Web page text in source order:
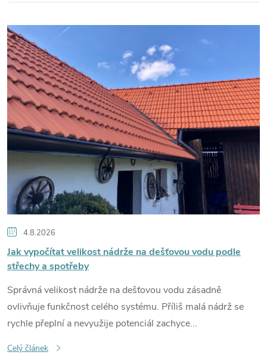
V
ý
p
i
s
č
l
á
n
k
ů
4.8.2026
Jak vypočítat velikost nádrže na dešťovou vodu podle
střechy a spotřeby
Správná velikost nádrže na dešťovou vodu zásadně
ovlivňuje funkčnost celého systému. Příliš malá nádrž se
rychle přeplní a nevyužije potenciál zachyce...
Celý článek